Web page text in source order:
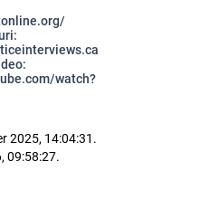
watch?
2025, 14:04:31.
09:58:27.